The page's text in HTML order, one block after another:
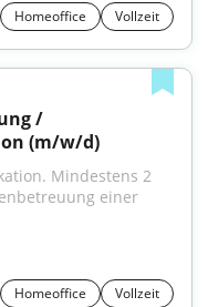
Homeoffice Vollzeit
/
(m/w/d)
Mindestens 2
Homeoffice Vollzeit